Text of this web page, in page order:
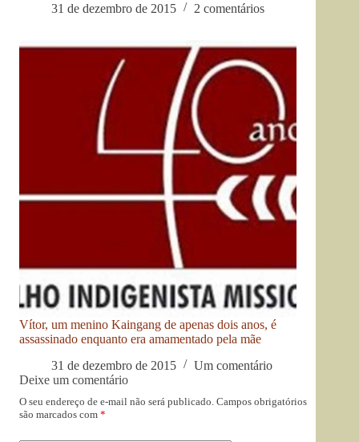
31 de dezembro de 2015
2 comentários
Vítor, um menino Kaingang de apenas dois anos, é
assassinado enquanto era amamentado pela mãe
31 de dezembro de 2015
Um comentário
Deixe um comentário
O seu endereço de e-mail não será publicado. Campos obrigatórios
são marcados com *